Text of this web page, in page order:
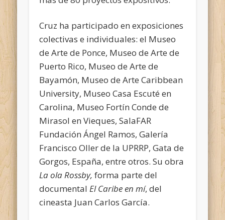
Cruz ha participado en exposiciones
colectivas e individuales: el Museo
de Arte de Ponce, Museo de Arte de
Puerto Rico, Museo de Arte de
Bayamón, Museo de Arte Caribbean
University, Museo Casa Escuté en
Carolina, Museo Fortín Conde de
Mirasol en Vieques, SalaFAR
Fundación Ángel Ramos, Galería
Francisco Oller de la UPRRP, Gata de
Gorgos, España, entre otros. Su obra
La ola Rossby,forma parte del
documentalEl Caribe en mí, del
cineasta Juan Carlos García.